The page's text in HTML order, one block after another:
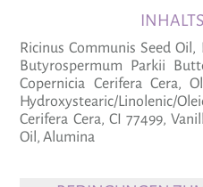
Ricinus Communis Seed
Butyrospermum Parkii
Copernicia Cerifera Cera,
Hydroxystearic/Linolenic/
Cerifera Cera, CI 77499,
Oil, Alumina